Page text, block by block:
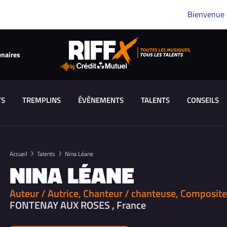
Bienvenue
TREMPLINS ÉVÈNEMENTS TALENTS CONSEILS
Accueil Talents Nina Léane
NINA LÉANE
Auteur / Autrice, Chanteur / chanteuse,
FONTENAY AUX ROSES , France